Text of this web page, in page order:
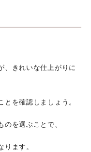
、きれいな仕上がりに
を確認しましょう。
のを選ぶことで、
ります。